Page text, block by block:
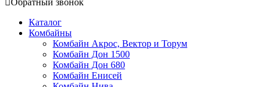
Обратный звонок
Каталог
Комбайны
Комбайн Акрос, Вектор и Торум
Комбайн Дон 1500
Комбайн Дон 680
Комбайн Енисей